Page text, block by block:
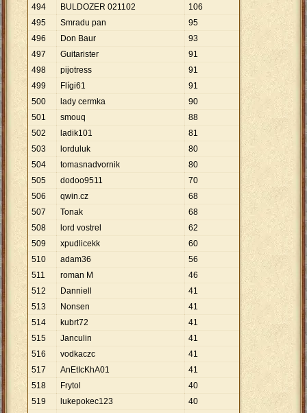
494
BULDOZER 021102
106
495
Smradu pan
95
496
Don Baur
93
497
Guitarister
91
498
pijotress
91
499
Flígi61
91
500
lady cermka
90
501
smouq
88
502
ladik101
81
503
lorduluk
80
504
tomasnadvornik
80
505
dodoo9511
70
506
qwin.cz
68
507
Tonak
68
508
lord vostrel
62
509
xpudlicekk
60
510
adam36
56
511
roman M
46
512
Danniell
41
513
Nonsen
41
514
kubrt72
41
515
Janculin
41
516
vodkaczc
41
517
AnEtIcKhA01
41
518
Frytol
40
519
lukepokec123
40